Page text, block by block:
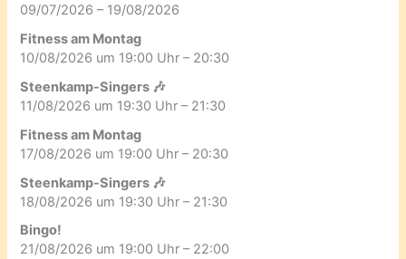
09/07/2026 – 19/08/2026
Fitness am Montag
10/08/2026 um 19:00 Uhr – 20:30
Steenkamp-Singers 🎶
11/08/2026 um 19:30 Uhr – 21:30
Fitness am Montag
17/08/2026 um 19:00 Uhr – 20:30
Steenkamp-Singers 🎶
18/08/2026 um 19:30 Uhr – 21:30
Bingo!
21/08/2026 um 19:00 Uhr – 22:00